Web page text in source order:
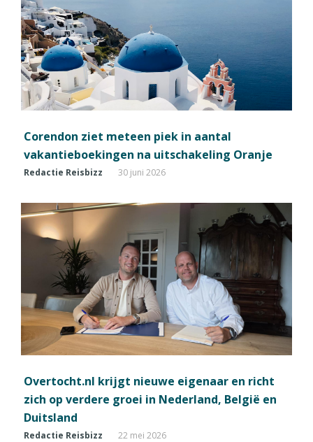
Corendon ziet meteen piek in aantal
vakantieboekingen na uitschakeling Oranje
Redactie Reisbizz 30 juni 2026
Overtocht.nl krijgt nieuwe eigenaar en richt
zich op verdere groei in Nederland, België en
Duitsland
Redactie Reisbizz 22 mei 2026